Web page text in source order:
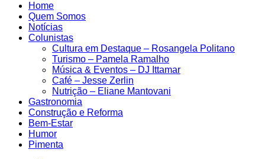
Home
Quem Somos
Notícias
Colunistas
Cultura em Destaque – Rosangela Politano
Turismo – Pamela Ramalho
Música & Eventos – DJ Ittamar
Café – Jesse Zerlin
Nutrição – Eliane Mantovani
Gastronomia
Construção e Reforma
Bem-Estar
Humor
Pimenta